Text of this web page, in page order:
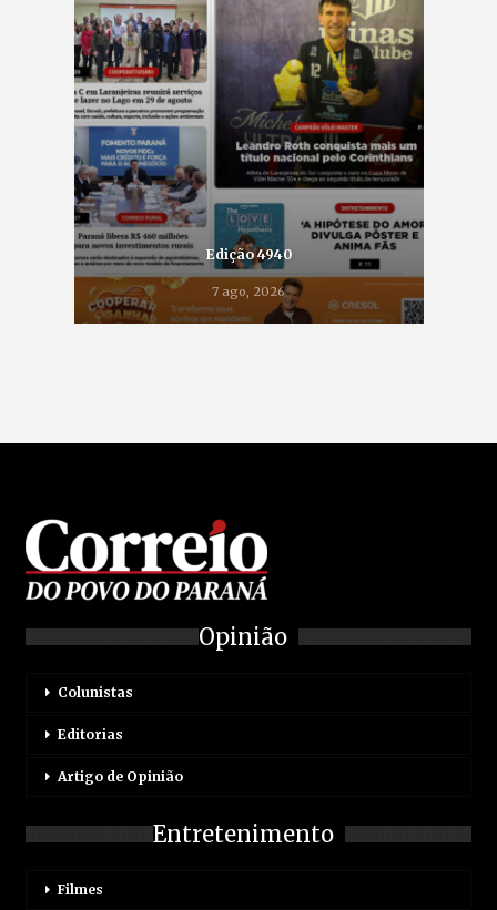
Edição 4940
7 ago, 2026
Opinião
Colunistas
Editorias
Artigo de Opinião
Entretenimento
Filmes